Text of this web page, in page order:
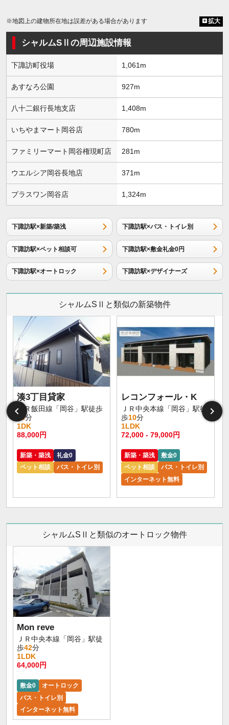
※地図上の建物所在地は誤差がある場合があります 拡大
シャルムSⅡの周辺施設情報
下諏訪町役場 1,061m
あすなろ公園 927m
八十二銀行長地支店 1,408m
いちやまマート岡谷店 780m
ファミリーマート岡谷権現町店 281m
ウエルシア岡谷長地店 371m
プラスワン岡谷店 1,324m
下諏訪駅×新築/築浅 下諏訪駅×バス・トイレ別
下諏訪駅×ペット相談可 下諏訪駅×敷金礼金0円
下諏訪駅×オートロック 下諏訪駅×デザイナーズ
シャルムSⅡと類似の新築物件
湊3丁目貸家
ＪＲ飯田線「岡谷」駅徒歩
46分
1DK
88,000円
新築・築浅
礼金0
ペット相談
バス・トイレ別
レコンフォール・K
ＪＲ中央本線「岡谷」駅徒
歩10分
1LDK
72,000 - 79,000円
新築・築浅
敷金0
ペット相談
バス・トイレ別
インターネット無料
シャルムSⅡと類似のオートロック物件
Mon reve
ＪＲ中央本線「岡谷」駅徒
歩42分
1LDK
64,000円
敷金0
オートロック
バス・トイレ別
インターネット無料